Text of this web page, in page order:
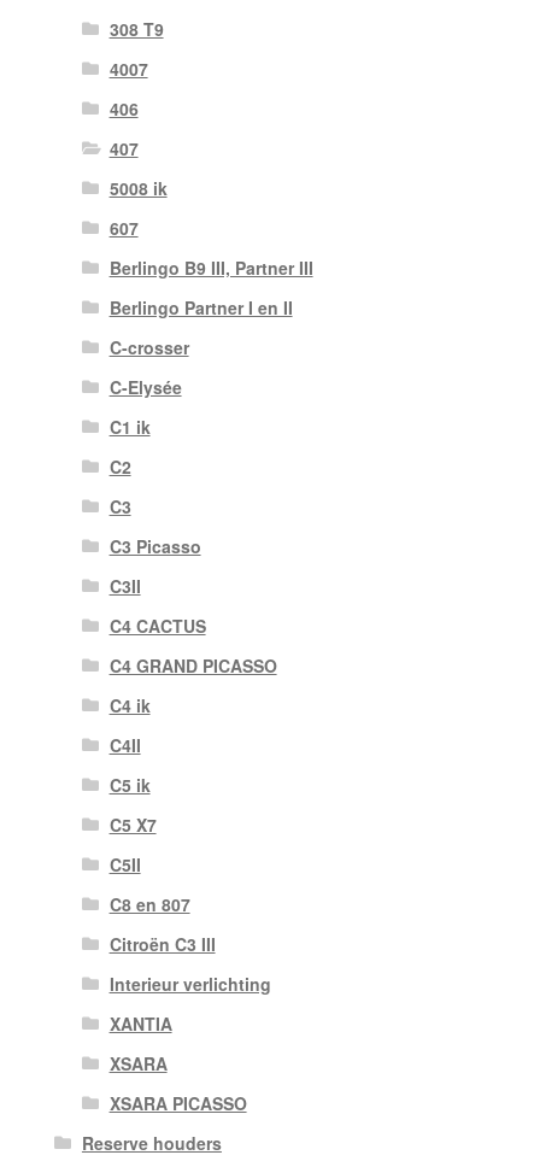
308 T9
4007
406
407
5008 ik
607
Berlingo B9 III, Partner III
Berlingo Partner I en II
C-crosser
C-Elysée
C1 ik
C2
C3
C3 Picasso
C3II
C4 CACTUS
C4 GRAND PICASSO
C4 ik
C4II
C5 ik
C5 X7
C5II
C8 en 807
Citroën C3 III
Interieur verlichting
XANTIA
XSARA
XSARA PICASSO
Reserve houders